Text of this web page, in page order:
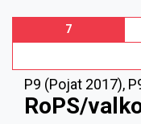
7
P9 (Pojat 2017),
RoPS/